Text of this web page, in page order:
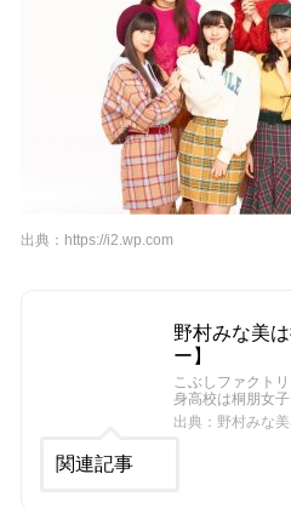
出典： https://i2.wp.com
野村みな美
ー】
こぶしファクト
身高校は桐朋女
出典：野村みな
関連記事